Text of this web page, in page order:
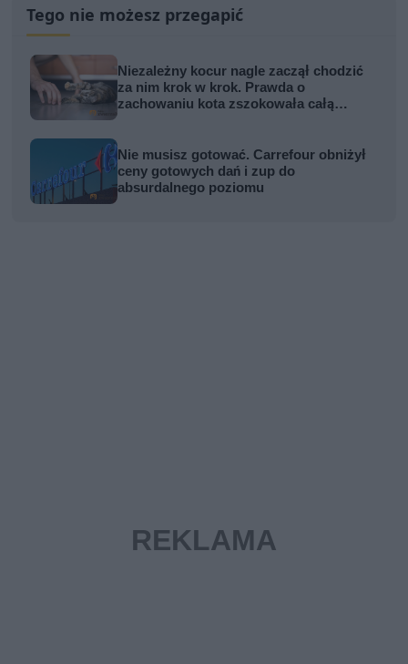
Tego nie możesz przegapić
Niezależny kocur nagle zaczął chodzić
za nim krok w krok. Prawda o
zachowaniu kota zszokowała całą
Nie musisz gotować. Carrefour obniżył
ceny gotowych dań i zup do
absurdalnego poziomu